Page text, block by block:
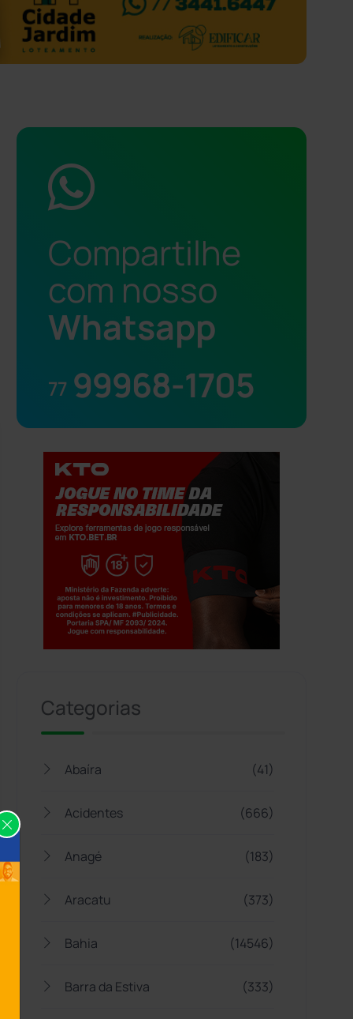
Compartilhe
com nosso
Whatsapp
77 99968-1705
Categorias
Abaíra (41)
Acidentes (666)
Anagé (183)
Aracatu (373)
Bahia (14546)
Barra da Estiva (333)